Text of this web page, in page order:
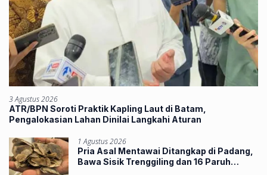
3 Agustus 2026
ATR/BPN Soroti Praktik Kapling Laut di Batam,
Pengalokasian Lahan Dinilai Langkahi Aturan
1 Agustus 2026
Pria Asal Mentawai Ditangkap di Padang,
Bawa Sisik Trenggiling dan 16 Paruh